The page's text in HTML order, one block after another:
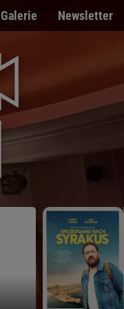
Galerie Newsletter
Der